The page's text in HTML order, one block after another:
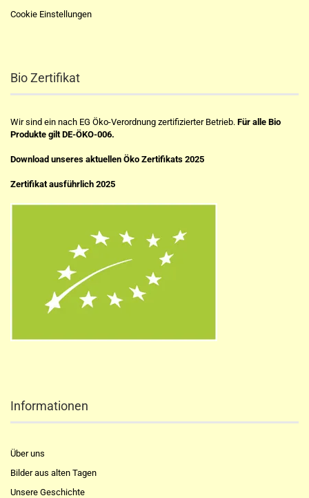
Cookie Einstellungen
Bio Zertifikat
Wir sind ein nach EG Öko-Verordnung zertifizierter Betrieb. Für alle Bio
Produkte gilt DE-ÖKO-006.
Download unseres aktuellen Öko Zertifikats 2025
Zertifikat ausführlich 2025
Informationen
Über uns
Bilder aus alten Tagen
Unsere Geschichte